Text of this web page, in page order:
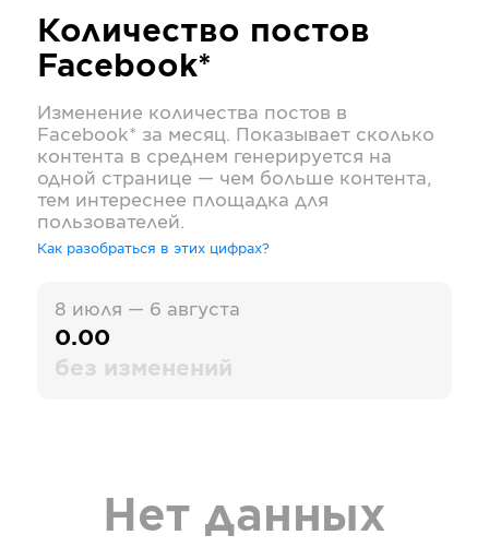
Количество постов
Facebook*
Изменение количества постов в
Facebook* за месяц. Показывает сколько
контента в среднем генерируется на
одной странице — чем больше контента,
тем интереснее площадка для
пользователей.
Как разобраться в этих цифрах?
8 июля — 6 августа
0.00
без изменений
Нет данных